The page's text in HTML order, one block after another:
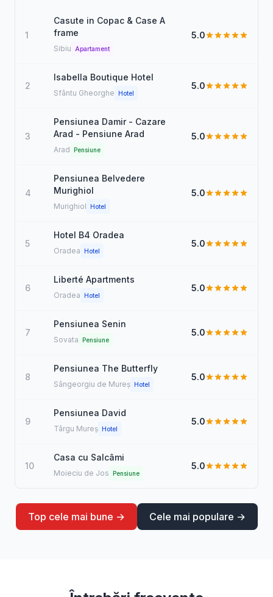
1
Casute in Copac & Case A
frame
Sibiu Apartament
5.0
2
Isabella Boutique Hotel
Sfântu Gheorghe Hotel
5.0
3
Pensiunea Damir - Cazare
Arad - Pensiune Arad
Arad Pensiune
5.0
4
Pensiunea Belvedere
Murighiol
Murighiol Hotel
5.0
5
Hotel B4 Oradea
Oradea Hotel
5.0
6
Liberté Apartments
Oradea Hotel
5.0
7
Pensiunea Senin
Sovata Pensiune
5.0
8
Pensiunea The Butterfly
Sângeorgiu de Mureș Hotel
5.0
9
Pensiunea David
Târgu Mureș Hotel
5.0
10
Casa cu Salcâmi
Moieciu de Jos Pensiune
5.0
Top cele mai bune → Cele mai populare →